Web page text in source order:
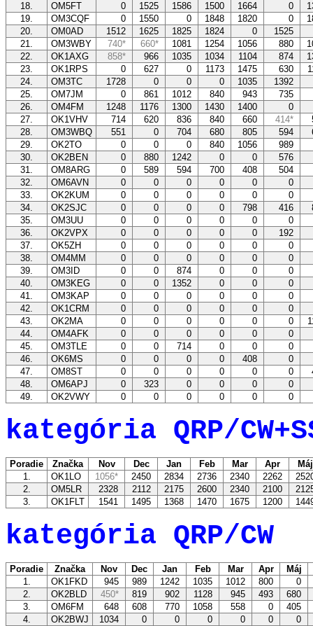
18. OM5FT 0 1525 1586 1500 1664 0
19.
OM3CQF 0 1550 0 1848 1820 0
20.
OM0AD 1512 1625 1825 1824 0
1525
21.
OM3WBY 740* 660* 1081 1254 1056 880
22.
OK1AXG 858* 966 1035 1034 1104 874
23.
OK1RPS 0 627 0 1173 1475 630
24.
OM3TC 1728 0 0 0 1035
1392
25.
OM7JM 0 861 1012 840 943
735
26.
OM4FM 1248 1176 1300 1430 1400
0
27.
OK1VHV 714 620 836 840 660 414*
28.
OM3WBQ 551 0 704 680 805 594
29.
OK2TO 0 0 0 840 1056
989
30.
OK2BEN 0 880 1242 0 0
576
31.
OM8ARG 0 589 594 700 408
504
32.
OM6AVN 0 0 0 0 0
0
33.
OK2KUM 0 0 0 0 0
0
34.
OK2SJC 0 0 0 0 798 416
35.
OM3UU 0 0 0 0 0
0
36.
OK2VPX 0 0 0 0 0
192
37.
OK5ZH 0 0 0 0 0
0
38.
OM4MM 0 0 0 0 0
0
39.
OM3ID 0 0 874 0 0
0
40.
OM3KEG 0 0 1352 0 0
0
41.
OM3KAP 0 0 0 0 0
0
42.
OK1CRM 0 0 0 0 0
0
43.
OK2MA 0 0 0 0 0 0
44.
OM4AFK 0 0 0 0 0
0
45.
OM3TLE 0 0 714 0 0
0
46.
OK6MS 0 0 0 0 408
0
47.
OM8ST 0 0 0 0 0 0
48.
OM6APJ 0 323 0 0 0
0
49.
OK2VWY 0 0 0 0 0 0
kategória QRP/
Poradie Značka Nov Dec Jan Feb Mar Apr
1.
OK1LO 1056* 2450 2834 2736 2340 2262
2.
OM5LR 2328 2112 2175 2600 2340 2100
3.
OK1FLT 1541 1495 1368 1470 1675 1200
kategória QRP/CW
Poradie Značka Nov Dec Jan Feb Mar Apr Máj
1.
OK1FKD 945 989 1242 1035 1012 800
0
2.
OK2BLD 450* 819 902 1128 945 493 680
3.
OM6FM 648 608 770 1058 558 0
405
4.
OK2BWJ 1034 0 0 0 0 0
0